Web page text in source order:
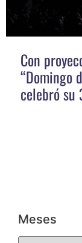
Con
“Domingo
celebró su
Meses